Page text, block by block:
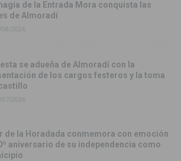
de la Entrada Mora conquista las
de Almoradí
08/2026
se adueña de Almoradí con la
de los cargos festeros y la toma
07/2026
de la Horadada conmemora con emoción
aniversario de su independencia como